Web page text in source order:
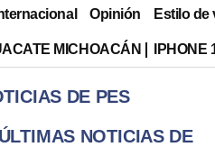
Opinión Estilo de
MICHOACÁN IPHONE
DE PES
NOTICIAS DE